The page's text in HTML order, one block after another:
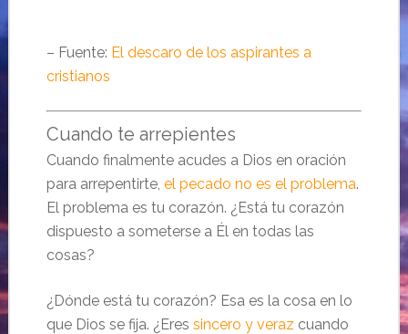
– Fuente: El descaro de los aspirantes a
cristianos
Cuando te arrepientes
Cuando finalmente acudes a Dios en oración
para arrepentirte, el pecado no es el problema.
El problema es tu corazón. ¿Está tu corazón
dispuesto a someterse a Él en todas las
cosas?
¿Dónde está tu corazón? Esa es la cosa en lo
que Dios se fija. ¿Eres sincero y veraz cuando